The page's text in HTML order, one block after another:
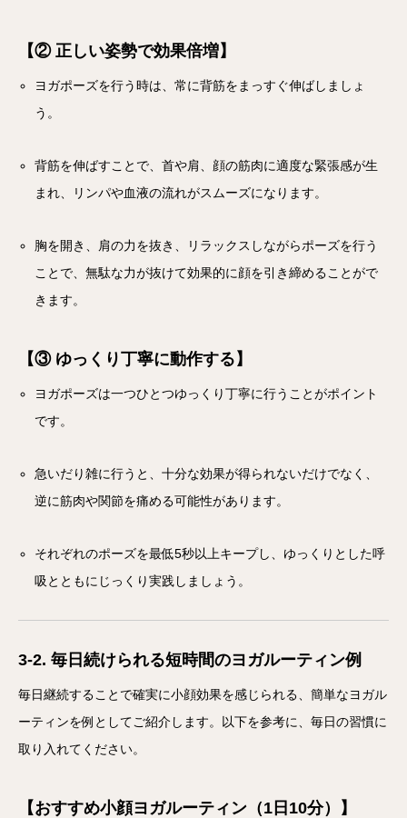
【② 正しい姿勢で効果倍増】
ヨガポーズを行う時は、常に背筋をまっすぐ伸ばしましょ
う。
背筋を伸ばすことで、首や肩、顔の筋肉に適度な緊張感が生
まれ、リンパや血液の流れがスムーズになります。
胸を開き、肩の力を抜き、リラックスしながらポーズを行う
ことで、無駄な力が抜けて効果的に顔を引き締めることがで
きます。
【③ ゆっくり丁寧に動作する】
ヨガポーズは一つひとつゆっくり丁寧に行うことがポイント
です。
急いだり雑に行うと、十分な効果が得られないだけでなく、
逆に筋肉や関節を痛める可能性があります。
それぞれのポーズを最低5秒以上キープし、ゆっくりとした呼
吸とともにじっくり実践しましょう。
3-2. 毎日続けられる短時間のヨガルーティン例
毎日継続することで確実に小顔効果を感じられる、簡単なヨガル
ーティンを例としてご紹介します。以下を参考に、毎日の習慣に
取り入れてください。
【おすすめ小顔ヨガルーティン（1日10分）】